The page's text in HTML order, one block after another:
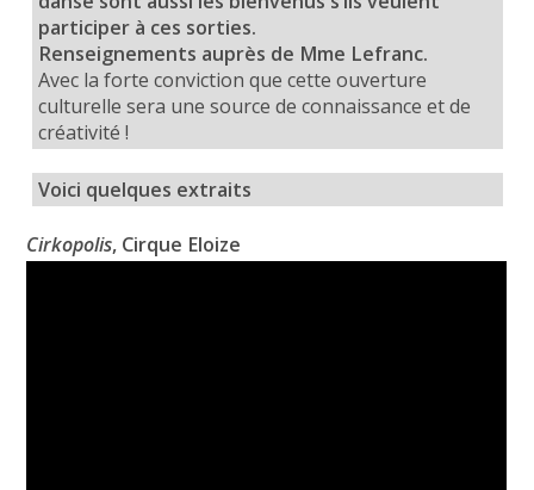
participer à ces sorties.
Renseignements auprès de Mme Lefranc.
Avec la forte conviction que cette ouverture
culturelle sera une source de connaissance et de
créativité !
Voici quelques extraits
Cirkopolis, Cirque Eloize